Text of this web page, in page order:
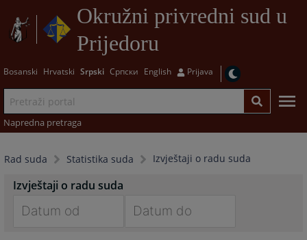
Okružni privredni sud u
Prijedoru
Bosanski Hrvatski Srpski Српски English Prijava
Napredna pretraga
Rad suda Statistika suda Izvještaji o radu suda
Izvještaji o radu suda